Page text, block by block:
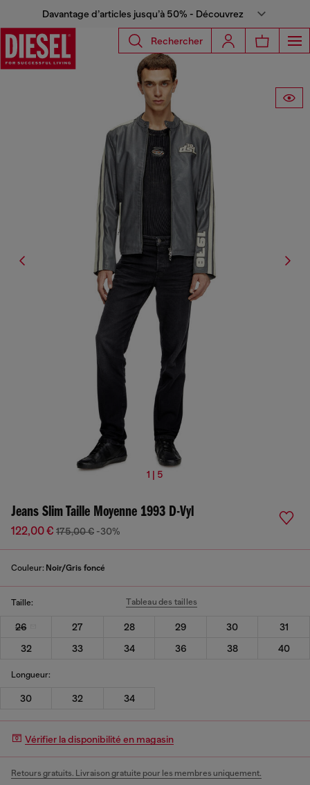
Davantage d’articles jusqu’à 50% - Découvrez
Rechercher
1 | 5
Jeans Slim Taille Moyenne 1993 D-Vyl
122,00 € 175,00 € -30%
Couleur: Noir/Gris foncé
Taille: Tableau des tailles
26 27 28 29 30
31
32
33 34 36 38 40
Longueur:
30 32 34
Vérifier la disponibilité en magasin
Retours gratuits. Livraison gratuite pour les membres uniquement.